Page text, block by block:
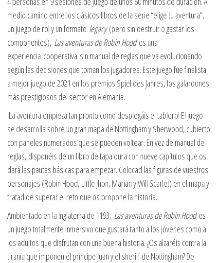
medio camino entre los clásicos libros de la serie “elige tu aventura”,
un juego de rol y un formato legacy (pero sin destruir o gastar los
componentes), Las aventuras de Robin Hoodes una
experiencia cooperativa sin manual de reglas que va evolucionando
según las decisiones que toman los jugadores. Este juego fue finalista
a mejor juego de 2021 en los premios Spiel des Jahres, los galardones
más prestigiosos del sector en Alemania.
¡La aventura empieza tan pronto como desplegáis el tablero! El juego
se desarrolla sobre un gran mapa de Nottingham y Sherwood, cubierto
con paneles numerados que se pueden voltear. En vez de manual de
reglas, disponéis de un libro de tapa dura con nueve capítulos que os
dará las pautas básicas para empezar. Colocad las figuras de vuestros
personajes (Robin Hood, Little Jhon, Marian y Will Scarlet) en el mapa y
tratad de superar el reto que os propone la historia.
Ambientado en la Inglaterra de 1193, Las aventuras de Robin Hoodes
un juego totalmente inmersivo que gustará tanto a los jóvenes como a
los adultos que disfrutan con una buena historia. ¿Os alzaréis contra la
tiranía que imponen el príncipe Juan y el sheriff de Nottingham? De